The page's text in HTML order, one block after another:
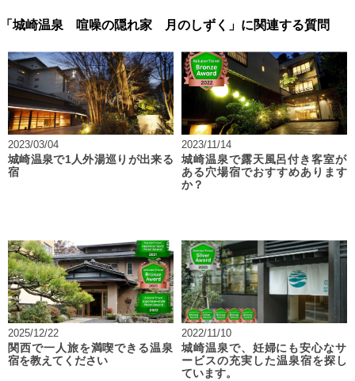
「城崎温泉 喧噪の隠れ家 月のしずく」に関連する質問
2023/03/04
城崎温泉で1人外湯巡りが出来る
宿
2023/11/14
城崎温泉で露天風呂付き客室が
ある穴場宿でおすすめあります
か？
2025/12/22
関西で一人旅を満喫できる温泉
宿を教えてください
2022/11/10
城崎温泉で、妊婦にも安心なサ
ービスの充実した温泉宿を探し
ています。